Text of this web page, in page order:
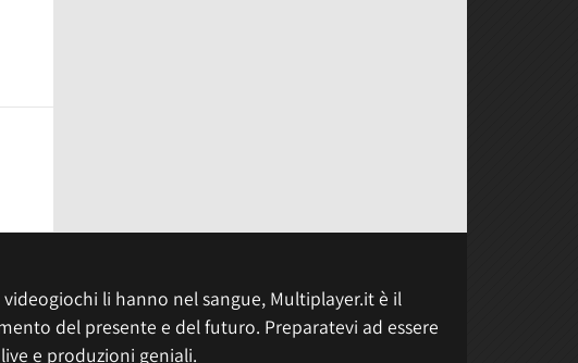
li hanno nel sangue, Multiplayer.it è il
del presente e del futuro. Preparatevi ad essere
e produzioni geniali.